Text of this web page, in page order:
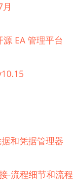
EA 管理平台
和凭据管理器
-流程细节和流程